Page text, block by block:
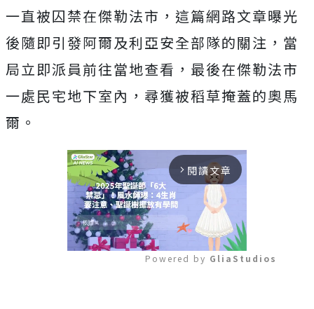
一直被囚禁在傑勒法市，這篇網路文章曝光
後隨即引發阿爾及利亞安全部隊的關注，當
局立即派員前往當地查看，最後在傑勒法市
一處民宅地下室內，尋獲被稻草掩蓋的奧馬
爾。
arrow_forward_ios 閱讀文章
Powered by GliaStudios